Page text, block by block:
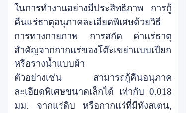
ในการทำงานอย่างมีประสิทธิภาพ
การกู้
คืนแร่ธาตุอนุภาคละเอียดพิเศษด้วยวิธี
การทางกายภาพ การสกัด
ค่าแร่ธาตุ
สำคัญจากกากแร่ของโต๊ะเขย่าแบบเปียก
หรือรางน้ำแบบผ้า
ตัวอย่างเช่น สามารถกู้คืนอนุภาค
ละเอียดพิเศษขนาดเล็กได้
เท่ากับ 0.018
มม. จากแร่ดิบ
หรือกากแร่ที่มีทังสเตน,